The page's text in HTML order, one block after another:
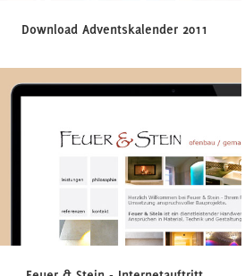
Download Adventskalender 2011